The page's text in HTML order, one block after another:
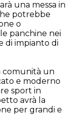
una messa in
potrebbe
o
panchine nei
di impianto di
comunità un
e moderno
sport in
avrà la
per grandi e